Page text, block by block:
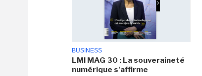
BUSINESS
LMI MAG 30 : La souveraineté
numérique s'affirme